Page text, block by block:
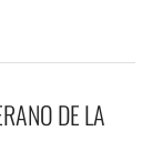
DE LA